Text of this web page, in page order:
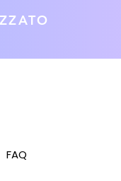
FAQ